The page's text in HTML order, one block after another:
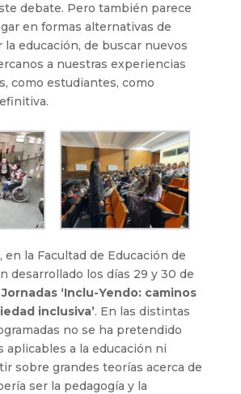
debate. Pero también parece
en formas alternativas de
la educación, de buscar nuevos
a nuestras experiencias
como estudiantes, como
en la Facultad de Educación de
desarrollado los días 29 y 30 de
Jornadas ‘Inclu-Yendo: caminos
inclusiva’. En las distintas
no se ha pretendido
aplicables a la educación ni
sobre grandes teorías acerca de
ser la pedagogía y la